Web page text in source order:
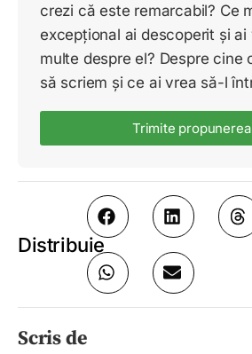
crezi că este remarcabil? Ce
excepțional ai descoperit și ai
multe despre el? Despre cine
să scriem și ce ai vrea să-l
Trimite
Distribuie
Scris de